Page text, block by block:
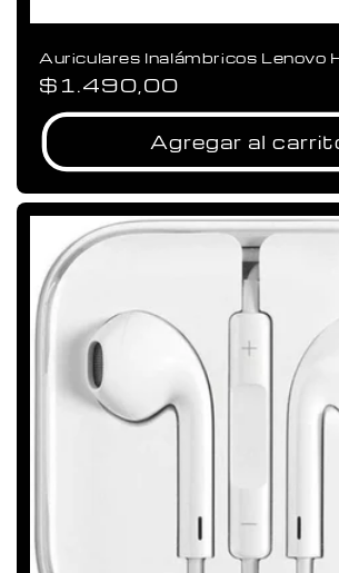
Auriculares Inalámbricos Lenovo
Precio
habitual
$1.490,00
Agregar al